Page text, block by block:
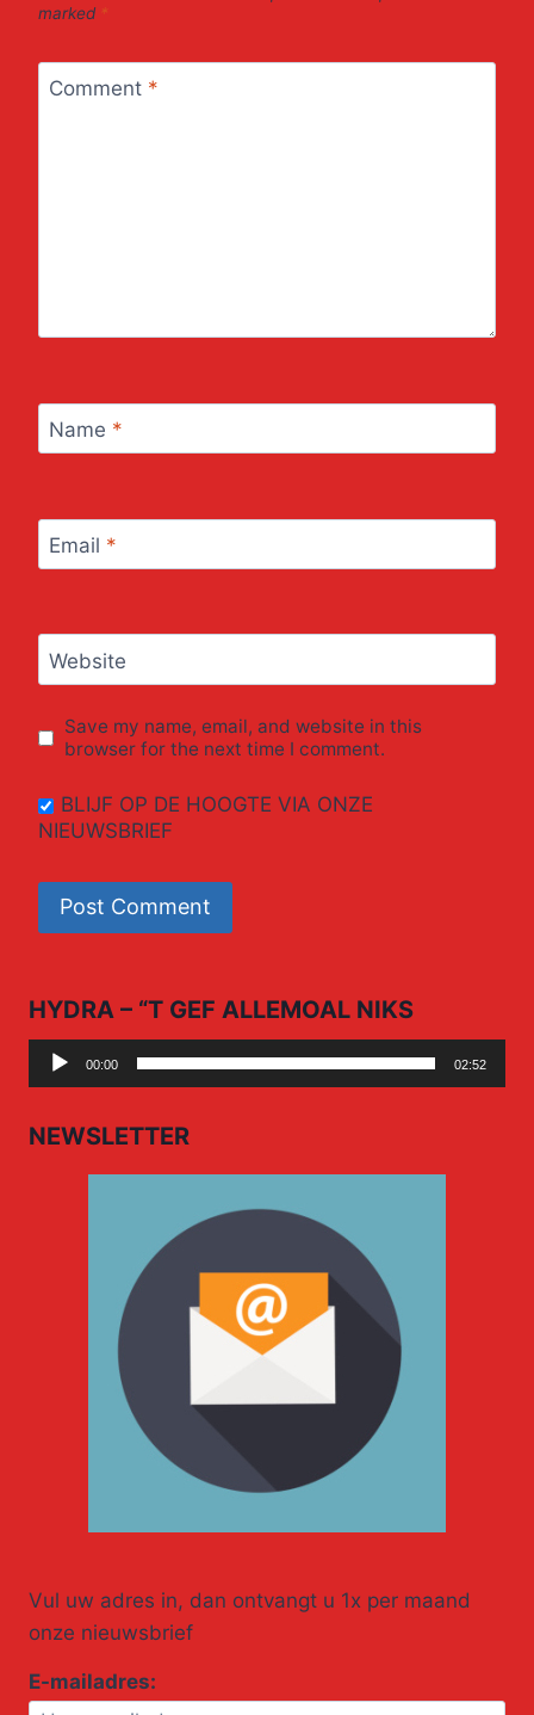
marked *
Comment *
Name *
Email *
Website
Save my name, email, and website in this
browser for the next time I comment.
BLIJF OP DE HOOGTE VIA ONZE
NIEUWSBRIEF
HYDRA – “T GEF ALLEMOAL NIKS
Audio
Player
00:00 02:52
NEWSLETTER
Vul uw adres in, dan ontvangt u 1x per maand
onze nieuwsbrief
E-mailadres: